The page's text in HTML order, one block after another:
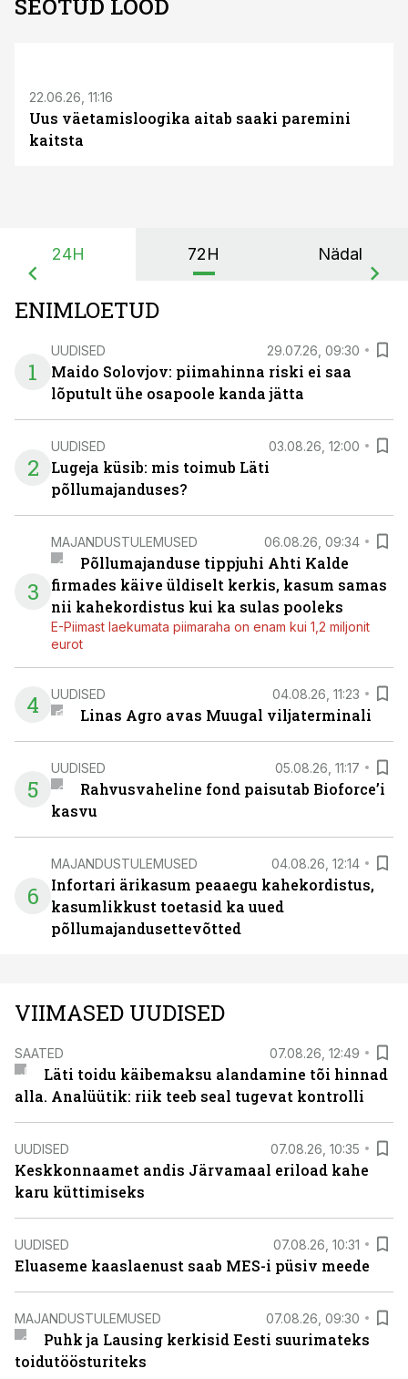
SEOTUD LOOD
22.06.26, 11:16
Uus väetamisloogika aitab saaki paremini
kaitsta
24H 72H Nädal
ENIMLOETUD
1
UUDISED 29.07.26, 09:30
Maido Solovjov: piimahinna riski ei saa
lõputult ühe osapoole kanda jätta
2
UUDISED 03.08.26, 12:00
Lugeja küsib: mis toimub Läti
põllumajanduses?
3
MAJANDUSTULEMUSED 06.08.26, 09:34
Põllumajanduse tippjuhi Ahti Kalde
firmades käive üldiselt kerkis, kasum samas
nii kahekordistus kui ka sulas pooleks
E-Piimast laekumata piimaraha on enam kui 1,2 miljonit
eurot
4 UUDISED 04.08.26, 11:23
Linas Agro avas Muugal viljaterminali
5
UUDISED 05.08.26, 11:17
Rahvusvaheline fond paisutab Bioforce’i
kasvu
6
MAJANDUSTULEMUSED 04.08.26, 12:14
Infortari ärikasum peaaegu kahekordistus,
kasumlikkust toetasid ka uued
põllumajandusettevõtted
VIIMASED UUDISED
SAATED 07.08.26, 12:49
Läti toidu käibemaksu alandamine tõi hinnad
alla. Analüütik: riik teeb seal tugevat kontrolli
UUDISED 07.08.26, 10:35
Keskkonnaamet andis Järvamaal eriload kahe
karu küttimiseks
UUDISED 07.08.26, 10:31
Eluaseme kaaslaenust saab MES-i püsiv meede
MAJANDUSTULEMUSED 07.08.26, 09:30
Puhk ja Lausing kerkisid Eesti suurimateks
toidutöösturiteks